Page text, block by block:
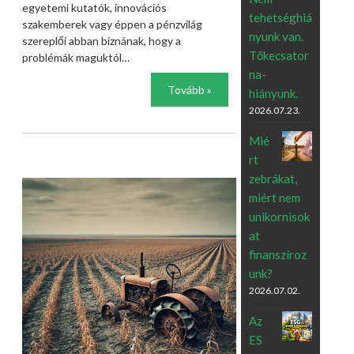
egyetemi kutatók, innovációs
szakemberek vagy éppen a pénzvilág
szereplői abban bíznának, hogy a
problémák maguktól…
Tovább »
tehetséghiá
nyunk van.
Tőkecsator
na-
hiányunk.
2026.07.23.
Mié
rt
zebrákat,
miért nem
unikornisok
at
finanszíroz
unk?
2026.07.02.
Az
ES